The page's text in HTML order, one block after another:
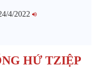
4/2022
HỨ TZIỆP